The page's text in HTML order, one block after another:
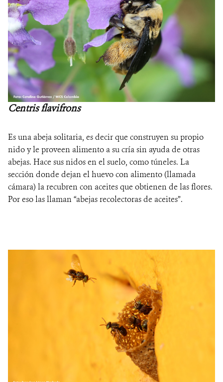
NOTICIAS
WCS VISUAL
PUBLICACIONES
ALIADOS Y ALIANZAS
COBERTURA EN MEDIOS DE COMUNICACIÓN
INFORME ANUAL WCS
MECANISMO DE ATENCIÓN DE QUEJAS Y RECLAMOS
DONA
Centris flavifrons
Es una abeja solitaria, es decir que construyen su propio
nido y le proveen alimento a su cría sin ayuda de otras
abejas. Hace sus nidos en el suelo, como túneles. La
sección donde dejan el huevo con alimento (llamada
cámara) la recubren con aceites que obtienen de las flores.
Por eso las llaman “abejas recolectoras de aceites”.